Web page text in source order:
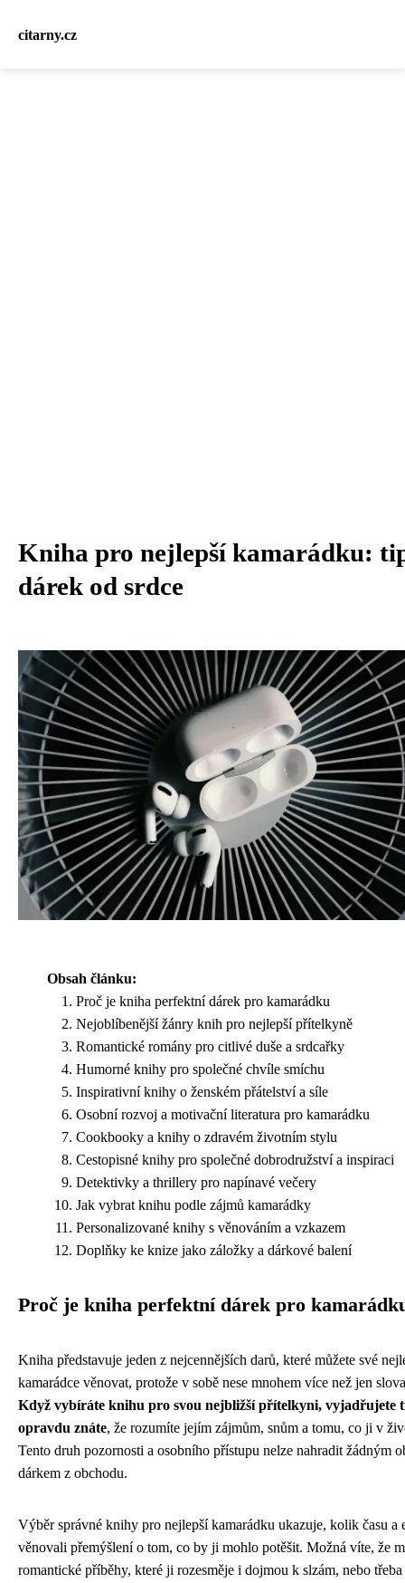
citarny.cz
Kniha pro nejlepší kamarádku:
dárek od srdce
Obsah článku:
Proč je kniha perfektní dárek pro kamarádku
Nejoblíbenější žánry knih pro nejlepší přítelkyně
Romantické romány pro citlivé duše a srdcařky
Humorné knihy pro společné chvíle smíchu
Inspirativní knihy o ženském přátelství a síle
Osobní rozvoj a motivační literatura pro kamarádku
Cookbooky a knihy o zdravém životním stylu
Cestopisné knihy pro společné dobrodružství a inspiraci
Detektivky a thrillery pro napínavé večery
Jak vybrat knihu podle zájmů kamarádky
Personalizované knihy s věnováním a vzkazem
Doplňky ke knize jako záložky a dárkové balení
Proč je kniha perfektní dárek pro
Kniha představuje jeden z nejcennějších darů, které můžete své
kamarádce věnovat, protože v sobě nese mnohem více než jen
Když vybíráte knihu pro svou nejbližší přítelkyni, vyjadřujete
opravdu znáte, že rozumíte jejím zájmům, snům a tomu, co ji v
Tento druh pozornosti a osobního přístupu nelze nahradit žádným
dárkem z obchodu.
Výběr správné knihy pro nejlepší kamarádku ukazuje, kolik času a
věnovali přemýšlení o tom, co by ji mohlo potěšit. Možná víte, že
romantické příběhy, které ji rozesměje i dojmou k slzám, nebo